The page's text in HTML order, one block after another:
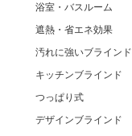
浴室・バスルーム
遮熱・省エネ効果
汚れに強いブラインド
キッチンブラインド
つっぱり式
デザインブラインド